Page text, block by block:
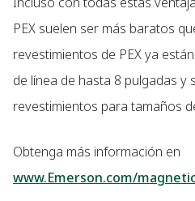
PEX suelen ser más baratos
revestimientos de PEX ya
de línea de hasta 8 pulgadas y
revestimientos para tamaños
Obtenga más información en
www.Emerson.com/